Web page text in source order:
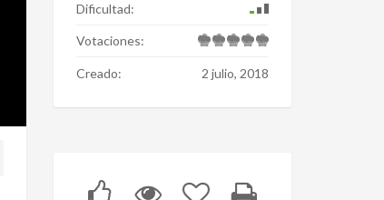
Dificultad:
Votaciones:
Creado: 2 julio, 2018